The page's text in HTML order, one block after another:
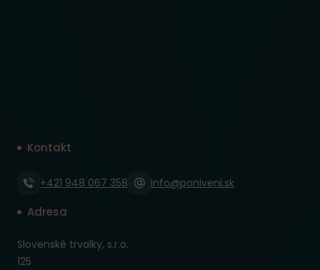
Kontakt
+421 948 067 358 info@poniveni.sk
Adresa
Slovenské trvalky, s.r.o.
125